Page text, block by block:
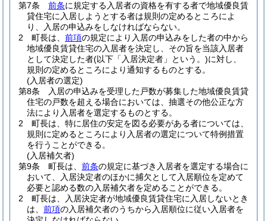
第7条
前条に規定する入居者の資格を有する者で地域優良賃
貸住宅に入居しようとする者は規則の定めるところによ
り、入居の申込みをしなければならない。
2
町長は、 前項の規定により入居の申込みをした者の中から
地域優良賃貸住宅の入居者を決定し、その旨を当該入居者
として決定した者(以下「入居決定者」という。)に対し、
規則の定めるところにより通知するものとする。
(入居者の選定)
第8条
入居の申込みを受理した戸数が募集した地域優良賃貸
住宅の戸数を超える場合においては、抽選その他公正な方
法により入居者を選定するものとする。
2
町長は、特に居住の安定を図る必要がある者については、
規則に定めるところにより入居者の選定について特例措置
を行うことができる。
(入居補欠者)
第9条
町長は、 前条の規定に基づき入居者を選定する場合に
おいて、入居決定者のほかに捕欠として入居順位を定めて
必要と認める数の入居補欠者を定めることができる。
2
町長は、入居決定者が地域優良賃貸住宅に入居しないとき
は、 前項の入居補欠者のうちから入居順位に従い入居者を